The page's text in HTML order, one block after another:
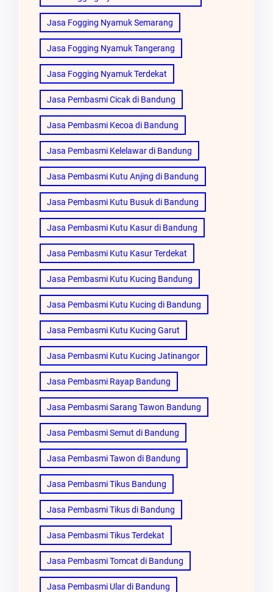
Jasa Fogging Nyamuk Semarang
Jasa Fogging Nyamuk Tangerang
Jasa Fogging Nyamuk Terdekat
Jasa Pembasmi Cicak di Bandung
Jasa Pembasmi Kecoa di Bandung
Jasa Pembasmi Kelelawar di Bandung
Jasa Pembasmi Kutu Anjing di Bandung
Jasa Pembasmi Kutu Busuk di Bandung
Jasa Pembasmi Kutu Kasur di Bandung
Jasa Pembasmi Kutu Kasur Terdekat
Jasa Pembasmi Kutu Kucing Bandung
Jasa Pembasmi Kutu Kucing di Bandung
Jasa Pembasmi Kutu Kucing Garut
Jasa Pembasmi Kutu Kucing Jatinangor
Jasa Pembasmi Rayap Bandung
Jasa Pembasmi Sarang Tawon Bandung
Jasa Pembasmi Semut di Bandung
Jasa Pembasmi Tawon di Bandung
Jasa Pembasmi Tikus Bandung
Jasa Pembasmi Tikus di Bandung
Jasa Pembasmi Tikus Terdekat
Jasa Pembasmi Tomcat di Bandung
Jasa Pembasmi Ular di Bandung